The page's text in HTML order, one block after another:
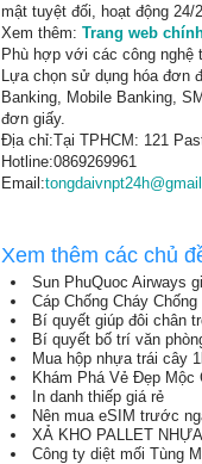
mật tuyệt đối, hoạt động
Xem thêm: Trang web
Phù hợp với các công nghệ
Lựa chọn sử dụng hóa đơn
Banking, Mobile Banking,
đơn giấy.
Địa chỉ:Tại TPHCM: 121
Hotline:0869269961
Email:
Xem thêm các chủ
Sun PhuQuoc Airways
Cáp Chống Cháy
Bí quyết giúp đôi chân
Bí quyết bố trí văn
Mua hộp nhựa trái cây
Khám Phá Vẻ Đẹp Mộc
In danh thiếp giá rẻ
Nên mua eSIM trước
XẢ KHO PALLET
Công ty diệt mối Tùng